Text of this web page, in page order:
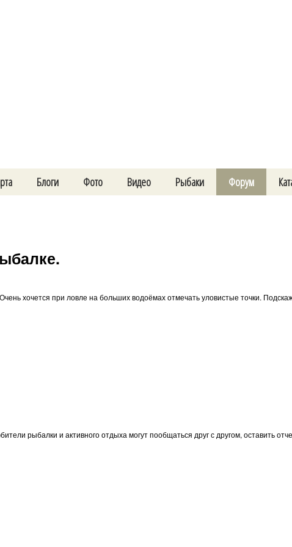
Блоги Фото Видео Рыбаки Форум
хочется при ловле на больших водоёмах отмечать уловистые точки.
рыбалки и активного отдыха могут пообщаться друг с другом, оставить